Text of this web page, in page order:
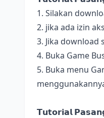
1. Silakan
2. jika ada izin
3. Jika download
4. Buka Game
5. Buka menu
𝗧𝘂𝘁𝗼𝗿𝗶𝗮𝗹